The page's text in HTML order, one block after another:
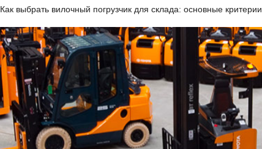
Как выбрать вилочный погрузчик для склада: основные критерии